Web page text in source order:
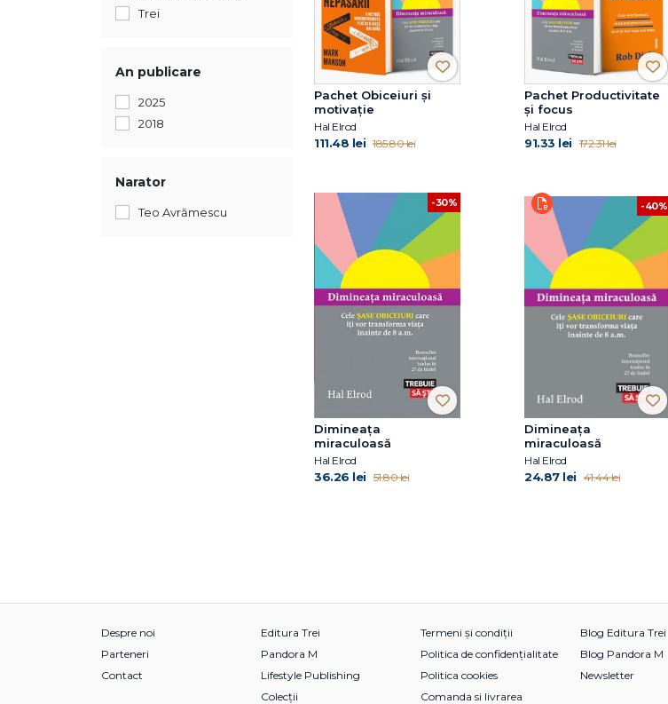
Trei
An publicare
2025
2018
Narator
Teo Avrămescu
Pachet Obiceiuri și
motivație
Hal Elrod
111.48 lei 185.80 lei
Pachet Productivitate
și focus
Hal Elrod
91.33 lei 172.31 lei
-30%
Dimineața
miraculoasă
Hal Elrod
36.26 lei 51.80 lei
-40%
Dimineața
miraculoasă
Hal Elrod
24.87 lei 41.44 lei
Despre noi
Parteneri
Contact
Editura Trei
Pandora M
Lifestyle Publishing
Colecții
Termeni și condiții
Politica de confidențialitate
Politica cookies
Comanda si livrarea
Blog Editura Trei
Blog Pandora M
Newsletter